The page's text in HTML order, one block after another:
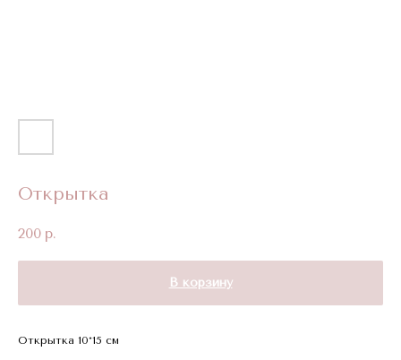
Открытка
200 р.
В корзину
Открытка 10*15 см